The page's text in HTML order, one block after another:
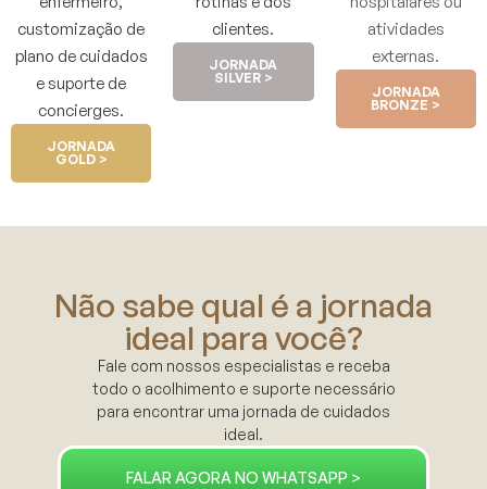
customização de
plano de cuidados
e suporte de
concierges.
JORNADA
GOLD >
clientes.
JORNADA
SILVER >
atividades
externas.
JORNADA
BRONZE >
Não sabe qual é a jornada
ideal para você?
Fale com nossos especialistas e receba
todo o acolhimento e suporte necessário
para encontrar uma jornada de cuidados
ideal.
FALAR AGORA NO WHATSAPP >